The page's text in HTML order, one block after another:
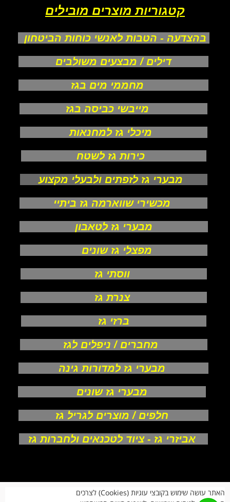
קטגוריות מוצרים מובילים
בהצדעה - הטבות לאנשי כוחות הביטחון
דילים / מבצעים משולבים
מחממי מים בגז
מייבשי כביסה בגז
מיכלי גז למחנאות
כירות גז לשטח
מבערי גז לזפתים ולבעלי מקצוע
מכשירי שווארמה גז ביתיי
מבערי גז לטאבון
מפצלי גז שונים
ווסתי גז
צנרת גז
ברזי גז
מחברים / ניפלים לגז
מבערי גז למדורות גינה
מבערי גז שונים
חלפים / מוצרים לגריל גז
אביזרי גז - ציוד לטכנאים ולחברות גז
צור קשר האתר עושה שימוש בקובצי עוגיות (Cookies) לצרכים